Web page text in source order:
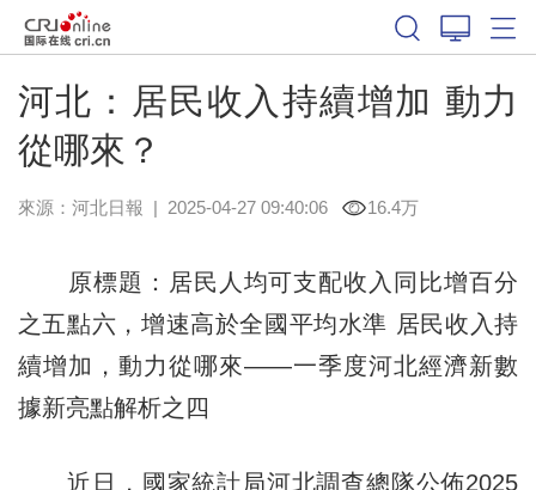
河北：居民收入持續增加 動力
從哪來？
來源： 河北日報 | 2025-04-27 09:40:06 16.4万
原標題：居民人均可支配收入同比增百分
之五點六，增速高於全國平均水準 居民收入持
續增加，動力從哪來——一季度河北經濟新數
據新亮點解析之四
近日，國家統計局河北調查總隊公佈2025